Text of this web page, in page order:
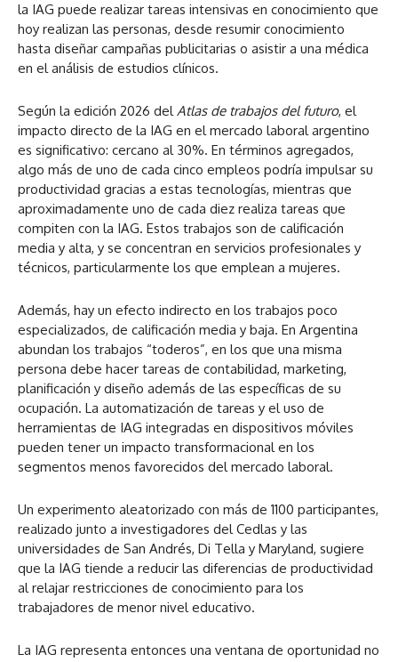
la IAG puede realizar tareas intensivas en conocimiento que
hoy realizan las personas, desde resumir conocimiento
hasta diseñar campañas publicitarias o asistir a una médica
en el análisis de estudios clínicos.
Según la edición 2026 delAtlas de trabajos del futuro, el
impacto directo de la IAG en el mercado laboral argentino
es significativo: cercano al 30%. En términos agregados,
algo más de uno de cada cinco empleos podría impulsar su
productividad gracias a estas tecnologías, mientras que
aproximadamente uno de cada diez realiza tareas que
compiten con la IAG. Estos trabajos son de calificación
media y alta, y se concentran en servicios profesionales y
técnicos, particularmente los que emplean a mujeres.
Además, hay un efecto indirecto en los trabajos poco
especializados, de calificación media y baja. En Argentina
abundan los trabajos “toderos”, en los que una misma
persona debe hacer tareas de contabilidad, marketing,
planificación y diseño además de las específicas de su
ocupación. La automatización de tareas y el uso de
herramientas de IAG integradas en dispositivos móviles
pueden tener un impacto transformacional en los
segmentos menos favorecidos del mercado laboral.
Un experimento aleatorizado con más de 1100 participantes,
realizado junto a investigadores del Cedlas y las
universidades de San Andrés, Di Tella y Maryland, sugiere
que la IAG tiende a reducir las diferencias de productividad
al relajar restricciones de conocimiento para los
trabajadores de menor nivel educativo.
La IAG representa entonces una ventana de oportunidad no